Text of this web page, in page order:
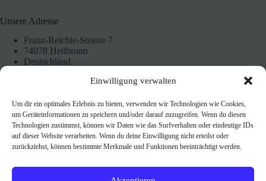
Einwilligung verwalten
Um dir ein optimales Erlebnis zu bieten, verwenden wir Technologien wie Cookies,
um Geräteinformationen zu speichern und/oder darauf zuzugreifen. Wenn du diesen
Technologien zustimmst, können wir Daten wie das Surfverhalten oder eindeutige IDs
auf dieser Website verarbeiten. Wenn du deine Einwilligung nicht erteilst oder
zurückziehst, können bestimmte Merkmale und Funktionen beeinträchtigt werden.
Unsere Adresse
Franz-Reichle-Strasse 7
74078 Heilbronn
Deutschland
Unsere Ladenöffnungszeiten
nach Vereinbarung
einfach anrufen
oder Whatsapp